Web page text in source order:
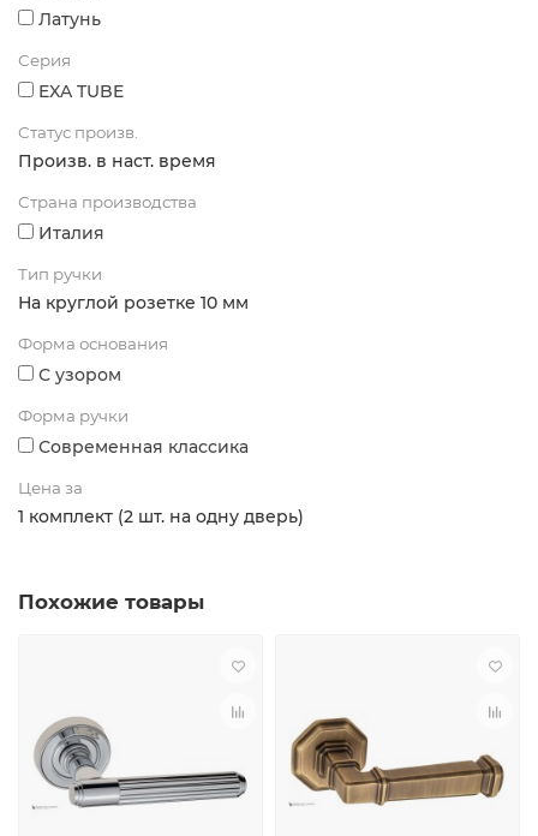
Латунь
Серия
EXA TUBE
Статус произв.
Произв. в наст. время
Страна производства
Италия
Тип ручки
На круглой розетке 10 мм
Форма основания
С узором
Форма ручки
Современная классика
Цена за
1 комплект (2 шт. на одну дверь)
Похожие товары